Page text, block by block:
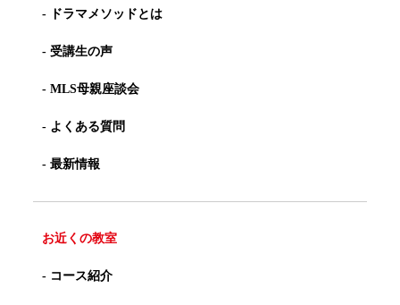
- ドラマメソッドとは
- 受講生の声
- MLS母親座談会
- よくある質問
- 最新情報
お近くの教室
- コース紹介